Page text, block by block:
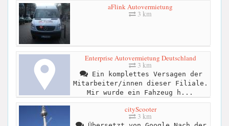
aFlink Autovermietung
3 km
Enterprise Autovermietung Deutschland
3 km
Ein komplettes Versagen der
Mitarbeiter/innen dieser Filiale.
Mir wurde ein Fahzeug h...
cityScooter
3 km